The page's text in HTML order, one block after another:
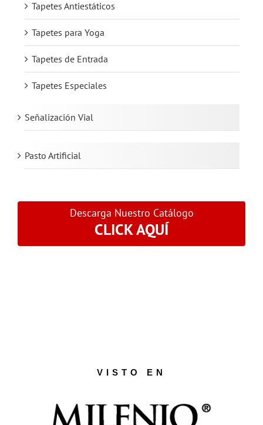
Tapetes Antiestáticos
Tapetes para Yoga
Tapetes de Entrada
Tapetes Especiales
Señalización Vial
Pasto Artificial
Descarga Nuestro Catálogo
CLICK AQUÍ
VISTO EN